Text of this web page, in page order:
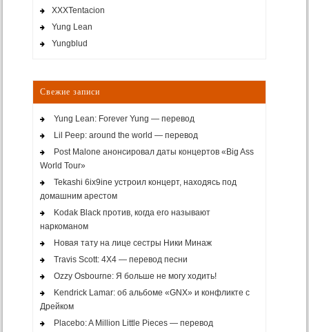
XXXTentacion
Yung Lean
Yungblud
Свежие записи
Yung Lean: Forever Yung — перевод
Lil Peep: around the world — перевод
Post Malone анонсировал даты концертов «Big Ass
World Tour»
Tekashi 6ix9ine устроил концерт, находясь под
домашним арестом
Kodak Black против, когда его называют
наркоманом
Новая тату на лице сестры Ники Минаж
Travis Scott: 4X4 — перевод песни
Ozzy Osbourne: Я больше не могу ходить!
Kendrick Lamar: об альбоме «GNX» и конфликте с
Дрейком
Placebo: A Million Little Pieces — перевод